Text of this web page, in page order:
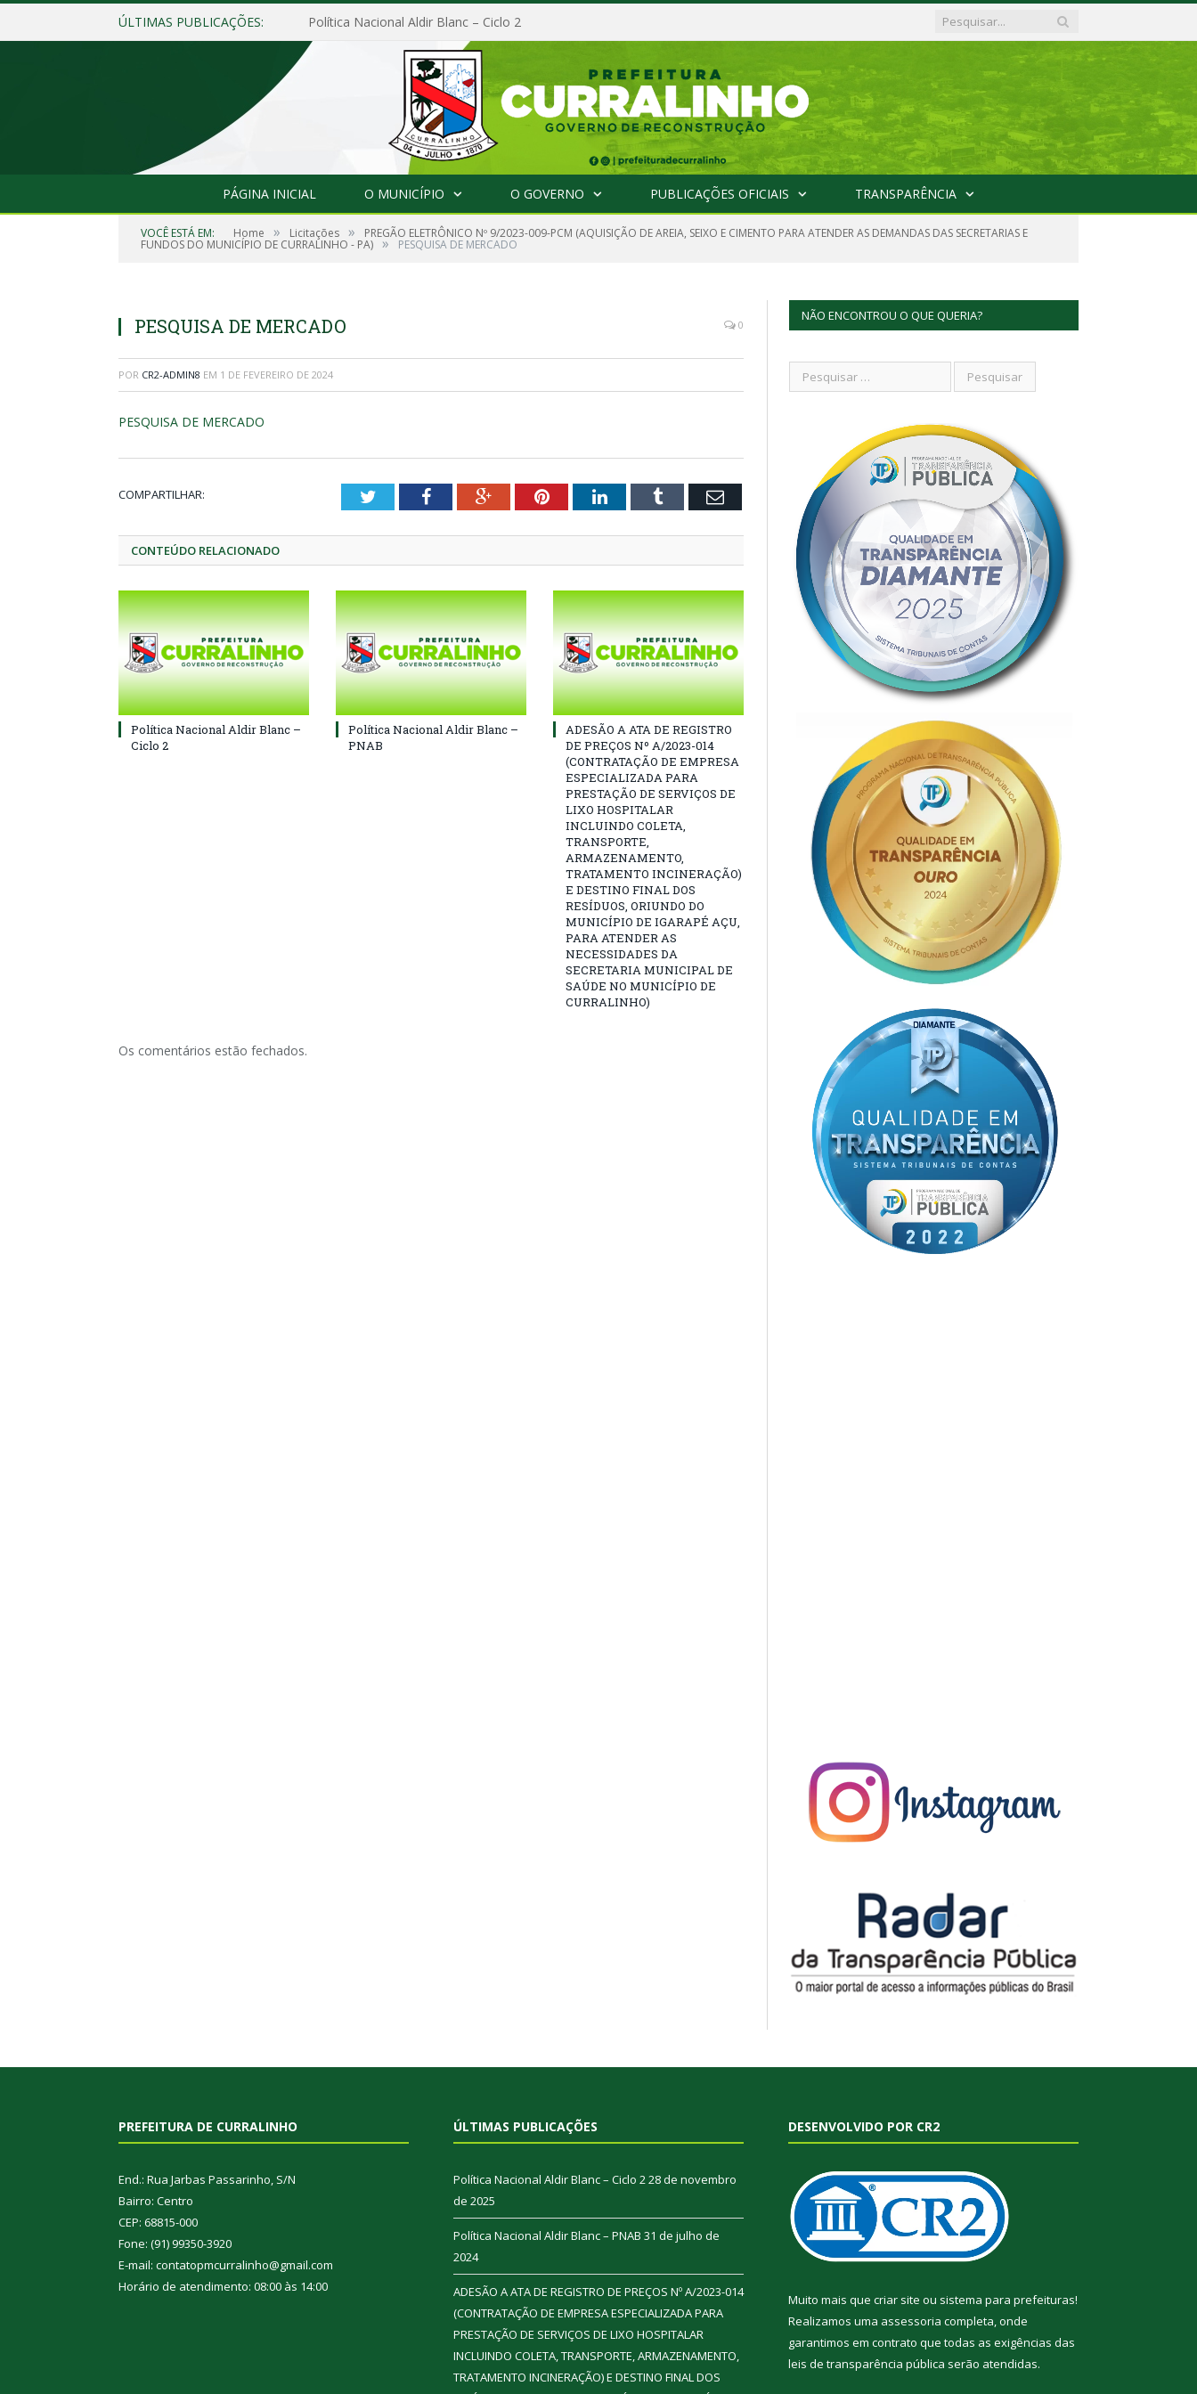
ÚLTIMAS PUBLICAÇÕES: Política Nacional Aldir Blanc – Ciclo 2
PÁGINA INICIAL O MUNICÍPIO O GOVERNO PUBLICAÇÕES OFICIAIS TRANSPARÊNCIA
VOCÊ ESTÁ EM: Home » Licitações » PREGÃO ELETRÔNICO Nº 9/2023-009-PCM (AQUISIÇÃO DE AREIA, SEIXO E CIMENTO PARA ATENDER AS DEMANDAS DAS SECRETARIAS E
FUNDOS DO MUNICÍPIO DE CURRALINHO - PA) » PESQUISA DE MERCADO
PESQUISA DE MERCADO 0
POR CR2-ADMIN8 EM 1 DE FEVEREIRO DE 2024
PESQUISA DE MERCADO
COMPARTILHAR: TwitterFacebookGoogle+PinterestLinkedInTumblr Email
CONTEÚDO RELACIONADO
Política Nacional Aldir Blanc –
Ciclo 2
Política Nacional Aldir Blanc –
PNAB
ADESÃO A ATA DE REGISTRO
DE PREÇOS Nº A/2023-014
(CONTRATAÇÃO DE EMPRESA
ESPECIALIZADA PARA
PRESTAÇÃO DE SERVIÇOS DE
LIXO HOSPITALAR
INCLUINDO COLETA,
TRANSPORTE,
ARMAZENAMENTO,
TRATAMENTO INCINERAÇÃO)
E DESTINO FINAL DOS
RESÍDUOS, ORIUNDO DO
MUNICÍPIO DE IGARAPÉ AÇU,
PARA ATENDER AS
NECESSIDADES DA
SECRETARIA MUNICIPAL DE
SAÚDE NO MUNICÍPIO DE
CURRALINHO)
Os comentários estão fechados.
NÃO ENCONTROU O QUE QUERIA?
PREFEITURA DE CURRALINHO
End.: Rua Jarbas Passarinho, S/N
Bairro: Centro
CEP: 68815-000
Fone: (91) 99350-3920
E-mail: contatopmcurralinho@gmail.com
Horário de atendimento: 08:00 às 14:00
ÚLTIMAS PUBLICAÇÕES
Política Nacional Aldir Blanc – Ciclo 228 de novembro
de 2025
Política Nacional Aldir Blanc – PNAB 31 de julho de
2024
ADESÃO A ATA DE REGISTRO DE PREÇOS Nº A/2023-014
(CONTRATAÇÃO DE EMPRESA ESPECIALIZADA PARA
PRESTAÇÃO DE SERVIÇOS DE LIXO HOSPITALAR
INCLUINDO COLETA, TRANSPORTE, ARMAZENAMENTO,
TRATAMENTO INCINERAÇÃO) E DESTINO FINAL DOS
DESENVOLVIDO POR CR2
Muito mais que criar site ou sistema para prefeituras!
Realizamos uma assessoria completa, onde
garantimos em contrato que todas as exigências das
leis de transparência pública serão atendidas.